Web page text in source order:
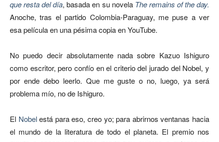
que resta del día, basada en su novela The remains of the day.
Anoche, tras el partido Colombia-Paraguay, me puse a ver
esa película en una pésima copia en YouTube.
No puedo decir absolutamente nada sobre Kazuo Ishiguro
como escritor, pero confío en el criterio del jurado del Nobel, y
por ende debo leerlo. Que me guste o no, luego, ya será
problema mío, no de Ishiguro.
El Nobelestá para eso, creo yo; para abrirnos ventanas hacia
el mundo de la literatura de todo el planeta. El premio nos